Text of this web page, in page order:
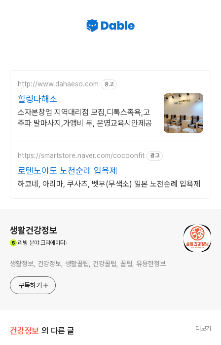
http://www.dahaeso.com 광고
힐링다해소
소자본창업 지역대리점 모집,디톡스족욕,고
주파 발마사지,가맹비 무, 운영교육시안제공
https://smartstore.naver.com/cocoonfit 광고
로텐노야도 노천순례 입욕제
하코네, 아리마, 쿠사츠, 벳부(무색소) 일본 노천순례 입욕제
생활건강정보
리빙 분야 크리에이터
생활정보, 건강정보, 생활꿀팁, 건강꿀팁, 꿀팁, 유용한정보
구독하기
건강정보 의 다른 글 더보기